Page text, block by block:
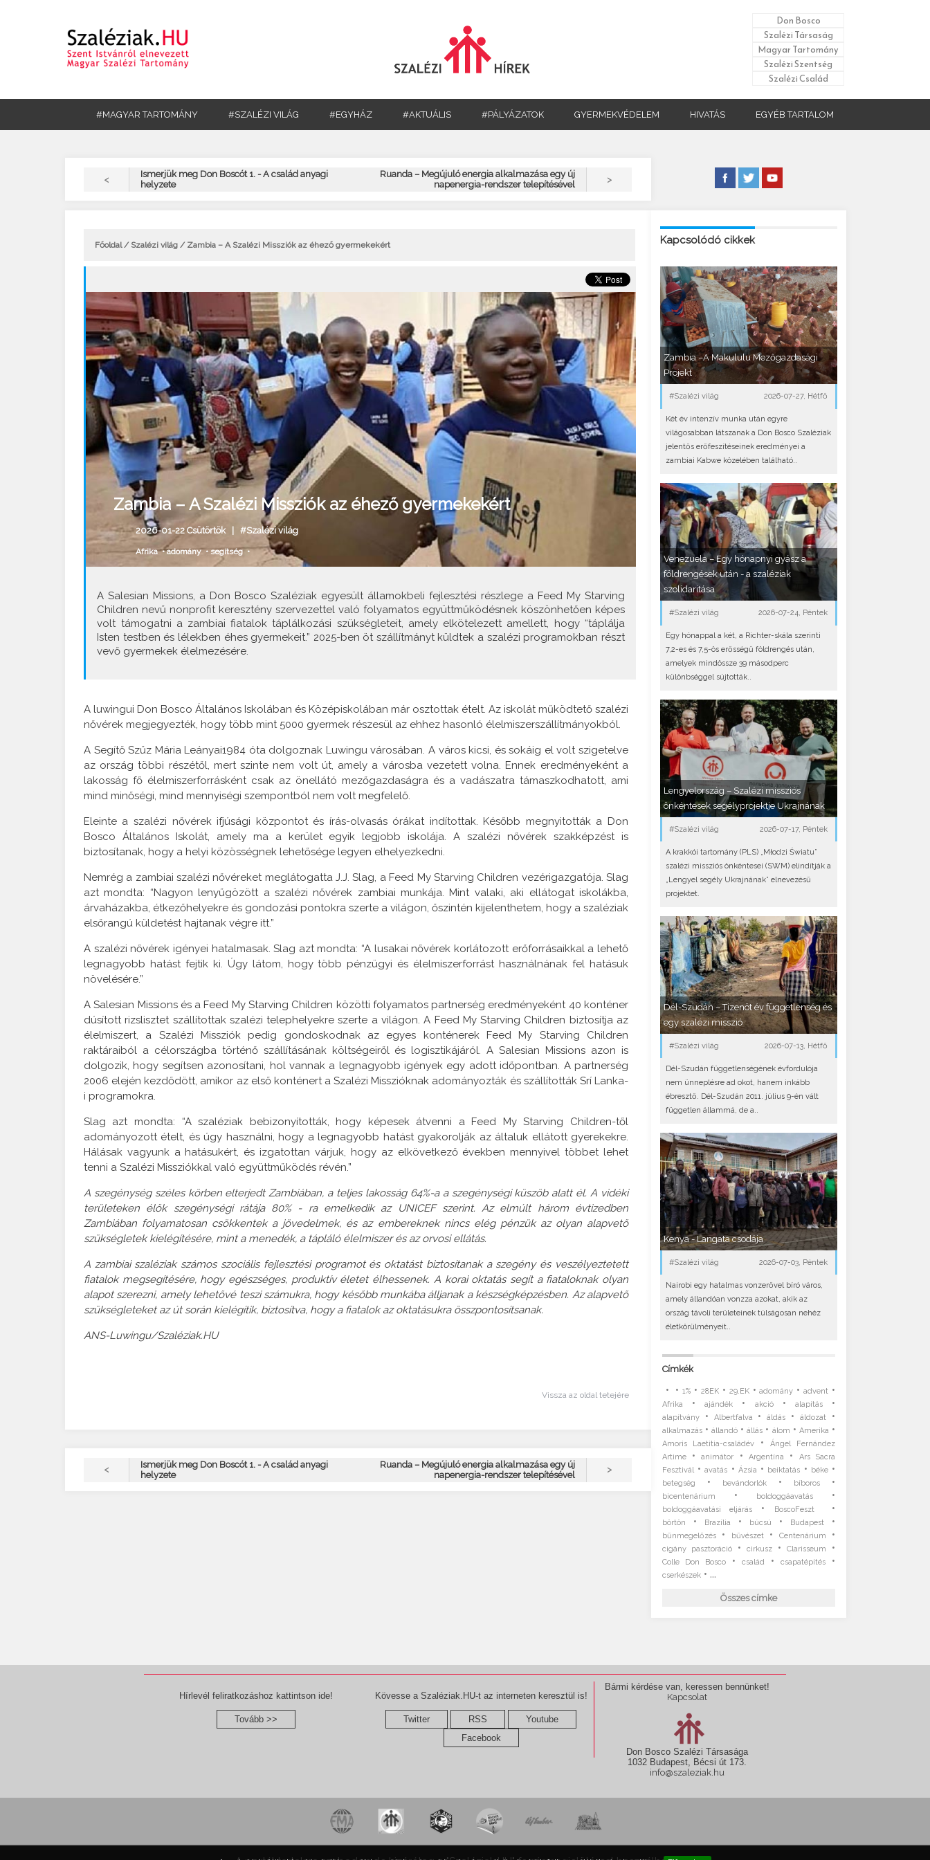
Don Bosco
Szalézi Társaság
Magyar Tartomány
Szalézi Szentség
Szalézi Család
#MAGYAR TARTOMÁNY #SZALÉZI VILÁG #EGYHÁZ #AKTUÁLIS #PÁLYÁZATOK GYERMEKVÉDELEM HIVATÁS EGYÉB TARTALOM
<
Ismerjük meg Don Boscót 1. - A család anyagi
helyzete
Ruanda – Megújuló energia alkalmazása egy új
napenergia-rendszer telepítésével
>
Főoldal/ Szalézi világ / Zambia – A Szalézi Missziók az éhező gyermekekért
Zambia – A Szalézi Missziók az éhező gyermekekért
2026-01-22 Csütörtök | #Szalézi világ
Afrika•adomány• segítség•
A Salesian Missions, a Don Bosco Szaléziak egyesült államokbeli fejlesztési részlege a Feed My Starving
Children nevű nonprofit keresztény szervezettel való folyamatos együttműködésnek köszönhetően képes
volt támogatni a zambiai fiatalok táplálkozási szükségleteit, amely elkötelezett amellett, hogy “táplálja
Isten testben és lélekben éhes gyermekeit.” 2025-ben öt szállítmányt küldtek a szalézi programokban részt
vevő gyermekek élelmezésére.
A luwingui Don Bosco Általános Iskolában és Középiskolában már osztottak ételt. Az iskolát működtető szalézi
nővérek megjegyezték, hogy több mint 5000 gyermek részesül az ehhez hasonló élelmiszerszállítmányokból.
A Segítő Szűz Mária Leányai1984 óta dolgoznak Luwingu városában. A város kicsi, és sokáig el volt szigetelve
az ország többi részétől, mert szinte nem volt út, amely a városba vezetett volna. Ennek eredményeként a
lakosság fő élelmiszerforrásként csak az önellátó mezőgazdaságra és a vadászatra támaszkodhatott, ami
mind minőségi, mind mennyiségi szempontból nem volt megfelelő.
Eleinte a szalézi nővérek ifjúsági központot és írás-olvasás órákat indítottak. Később megnyitották a Don
Bosco Általános Iskolát, amely ma a kerület egyik legjobb iskolája. A szalézi nővérek szakképzést is
biztosítanak, hogy a helyi közösségnek lehetősége legyen elhelyezkedni.
Nemrég a zambiai szalézi nővéreket meglátogatta J.J. Slag, a Feed My Starving Children vezérigazgatója. Slag
azt mondta: “Nagyon lenyűgözött a szalézi nővérek zambiai munkája. Mint valaki, aki ellátogat iskolákba,
árvaházakba, étkezőhelyekre és gondozási pontokra szerte a világon, őszintén kijelenthetem, hogy a szaléziak
elsőrangú küldetést hajtanak végre itt.”
A szalézi nővérek igényei hatalmasak. Slag azt mondta: “A lusakai nővérek korlátozott erőforrásaikkal a lehető
legnagyobb hatást fejtik ki. Úgy látom, hogy több pénzügyi és élelmiszerforrást használnának fel hatásuk
növelésére.”
A Salesian Missions és a Feed My Starving Children közötti folyamatos partnerség eredményeként 40 konténer
dúsított rizslisztet szállítottak szalézi telephelyekre szerte a világon. A Feed My Starving Children biztosítja az
élelmiszert, a Szalézi Missziók pedig gondoskodnak az egyes konténerek Feed My Starving Children
raktáraiból a célországba történő szállításának költségeiről és logisztikájáról. A Salesian Missions azon is
dolgozik, hogy segítsen azonosítani, hol vannak a legnagyobb igények egy adott időpontban. A partnerség
2006 elején kezdődött, amikor az első konténert a Szalézi Misszióknak adományozták és szállították Srí Lanka-
i programokra.
Slag azt mondta: “A szaléziak bebizonyították, hogy képesek átvenni a Feed My Starving Children-től
adományozott ételt, és úgy használni, hogy a legnagyobb hatást gyakorolják az általuk ellátott gyerekekre.
Hálásak vagyunk a hatásukért, és izgatottan várjuk, hogy az elkövetkező években mennyivel többet lehet
tenni a Szalézi Missziókkal való együttműködés révén.”
A szegénység széles körben elterjedt Zambiában, a teljes lakosság 64%-a a szegénységi küszöb alatt él. A vidéki
területeken élők szegénységi rátája 80% - ra emelkedik az UNICEF szerint. Az elmúlt három évtizedben
Zambiában folyamatosan csökkentek a jövedelmek, és az embereknek nincs elég pénzük az olyan alapvető
szükségletek kielégítésére, mint a menedék, a tápláló élelmiszer és az orvosi ellátás.
A zambiai szaléziak számos szociális fejlesztési programot és oktatást biztosítanak a szegény és veszélyeztetett
fiatalok megsegítésére, hogy egészséges, produktív életet élhessenek. A korai oktatás segít a fiataloknak olyan
alapot szerezni, amely lehetővé teszi számukra, hogy később munkába álljanak a készségképzésben. Az alapvető
szükségleteket az út során kielégítik, biztosítva, hogy a fiatalok az oktatásukra összpontosítsanak.
ANS-Luwingu/Szaléziak.HU
Vissza az oldal tetejére
Kapcsolódó cikkek
Zambia –A Makululu Mezőgazdasági
Projekt
#Szalézi világ 2026-07-27, Hétfő
Két év intenzív munka után egyre
világosabban látszanak a Don Bosco Szaléziak
jelentős erőfeszítéseinek eredményei a
zambiai Kabwe közelében található..
Venezuela – Egy hónapnyi gyász a
földrengések után - a szaléziak
szolidaritása
#Szalézi világ 2026-07-24, Péntek
Egy hónappal a két, a Richter-skála szerinti
7,2-es és 7,5-ös erősségű földrengés után,
amelyek mindössze 39 másodperc
különbséggel sújtották..
Lengyelország – Szalézi missziós
önkéntesek segélyprojektje Ukrajnának
#Szalézi világ 2026-07-17, Péntek
A krakkói tartomány (PLS) „Młodzi Światu”
szalézi missziós önkéntesei (SWM) elindítják a
„Lengyel segély Ukrajnának” elnevezésű
projektet.
Dél-Szudán – Tizenöt év függetlenség és
egy szalézi misszió
#Szalézi világ 2026-07-13, Hétfő
Dél-Szudán függetlenségének évfordulója
nem ünneplésre ad okot, hanem inkább
ébresztő. Dél-Szudán 2011. július 9-én vált
független állammá, de a..
Kenya - Langata csodája
#Szalézi világ 2026-07-03, Péntek
Nairobi egy hatalmas vonzerővel bíró város,
amely állandóan vonzza azokat, akik az
ország távoli területeinek túlságosan nehéz
életkörülményeit..
Címkék
• •1% • 28EK • 29.EK•adomány •advent •
Afrika •ajándék • akció• alapítás•
alapítvány• Albertfalva •áldás •áldozat •
alkalmazás•állandó •állás • álom • Amerika •
Amoris Laetitia-családév•
Ángel Fernández
Artime•animátor •Argentína •
Ars Sacra
Fesztivál•avatás • Ázsia • beiktatás • béke•
betegség • bevándorlók• bíboros •
bicentenárium • boldoggáavatás•
boldoggáavatási eljárás • BoscoFeszt •
börtön • Brazília • búcsú • Budapest •
bűnmegelőzés• bűvészet• Centenárium •
cigány pasztoráció• cirkusz•Clarisseum •
Colle Don Bosco• család •csapatépítés •
cserkészek• ...
Összes címke
<
Ismerjük meg Don Boscót 1. - A család anyagi
helyzete
Ruanda – Megújuló energia alkalmazása egy új
napenergia-rendszer telepítésével
>
Hírlevél feliratkozáshoz kattintson ide!
Tovább >>
Kövesse a Szaléziak.HU-t az interneten keresztül is!
Twitter RSS
Youtube
Facebook
Bármi kérdése van, keressen bennünket!
Kapcsolat
Don Bosco Szalézi Társasága
1032 Budapest, Bécsi út 173.
info@szaleziak.hu